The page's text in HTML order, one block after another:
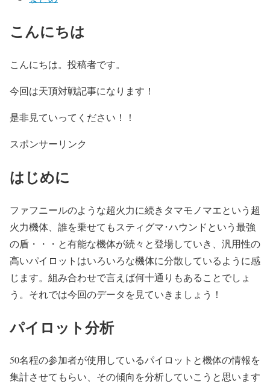
こんにちは
こんにちは。投稿者です。
今回は天頂対戦記事になります！
是非見ていってください！！
スポンサーリンク
はじめに
ファフニールのような超火力に続きタマモノマエという超
火力機体、誰を乗せてもスティグマ･ハウンドという最強
の盾・・・と有能な機体が続々と登場していき、汎用性の
高いパイロットはいろいろな機体に分散しているように感
じます。組み合わせで言えば何十通りもあることでしょ
う。それでは今回のデータを見ていきましょう！
パイロット分析
50名程の参加者が使用しているパイロットと機体の情報を
集計させてもらい、その傾向を分析していこうと思います